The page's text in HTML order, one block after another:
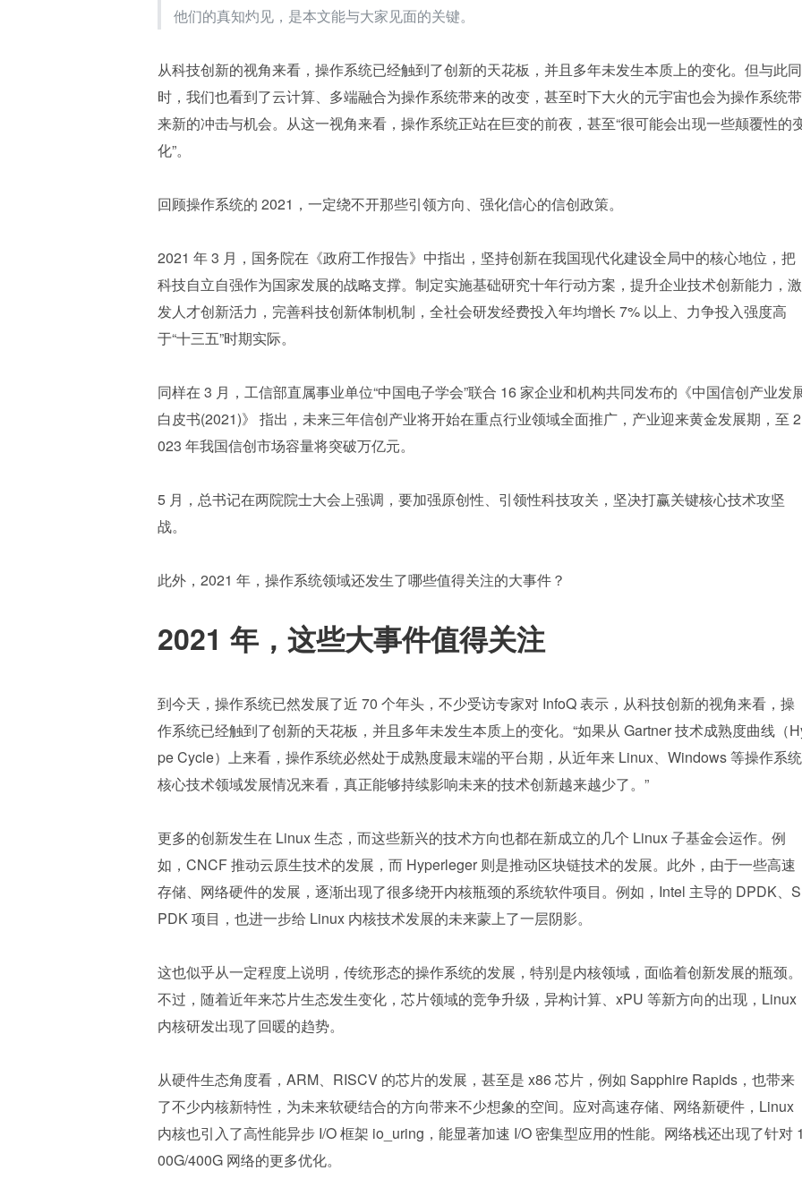
他们的真知灼见，是本文能与大家见面的关键。
从科技创新的视角来看，操作系统已经触到了创新的天花板，并且多年未发生本质上的变化。但与此同
时，我们也看到了云计算、多端融合为操作系统带来的改变，甚至时下大火的元宇宙也会为操作系统带
来新的冲击与机会。从这一视角来看，操作系统正站在巨变的前夜，甚至“很可能会出现一些颠覆性的
化”。
回顾操作系统的 2021，一定绕不开那些引领方向、强化信心的信创政策。
2021 年 3 月，国务院在《政府工作报告》中指出，坚持创新在我国现代化建设全局中的核心地位，把
科技自立自强作为国家发展的战略支撑。制定实施基础研究十年行动方案，提升企业技术创新能力，激
发人才创新活力，完善科技创新体制机制，全社会研发经费投入年均增长 7% 以上、力争投入强度高
于“十三五”时期实际。
同样在 3 月，工信部直属事业单位“中国电子学会”联合 16 家企业和机构共同发布的《中国信创产业发
白皮书(2021)》 指出，未来三年信创产业将开始在重点行业领域全面推广，产业迎来黄金发展期，至 2
023 年我国信创市场容量将突破万亿元。
5 月，总书记在两院院士大会上强调，要加强原创性、引领性科技攻关，坚决打赢关键核心技术攻坚
战。
此外，2021 年，操作系统领域还发生了哪些值得关注的大事件？
2021 年，这些大事件值得关注
到今天，操作系统已然发展了近 70 个年头，不少受访专家对 InfoQ 表示，从科技创新的视角来看，操
作系统已经触到了创新的天花板，并且多年未发生本质上的变化。“如果从 Gartner 技术成熟度曲线（
pe Cycle）上来看，操作系统必然处于成熟度最末端的平台期，从近年来 Linux、Windows 等操作系统
核心技术领域发展情况来看，真正能够持续影响未来的技术创新越来越少了。”
更多的创新发生在 Linux 生态，而这些新兴的技术方向也都在新成立的几个 Linux 子基金会运作。例
如，CNCF 推动云原生技术的发展，而 Hyperleger 则是推动区块链技术的发展。此外，由于一些高速
存储、网络硬件的发展，逐渐出现了很多绕开内核瓶颈的系统软件项目。例如，Intel 主导的 DPDK、S
PDK 项目，也进一步给 Linux 内核技术发展的未来蒙上了一层阴影。
这也似乎从一定程度上说明，传统形态的操作系统的发展，特别是内核领域，面临着创新发展的瓶颈。
不过，随着近年来芯片生态发生变化，芯片领域的竞争升级，异构计算、xPU 等新方向的出现，Linux
内核研发出现了回暖的趋势。
从硬件生态角度看，ARM、RISCV 的芯片的发展，甚至是 x86 芯片，例如 Sapphire Rapids，也带来
了不少内核新特性，为未来软硬结合的方向带来不少想象的空间。应对高速存储、网络新硬件，Linux
内核也引入了高性能异步 I/O 框架 io_uring，能显著加速 I/O 密集型应用的性能。网络栈还出现了针对
00G/400G 网络的更多优化。